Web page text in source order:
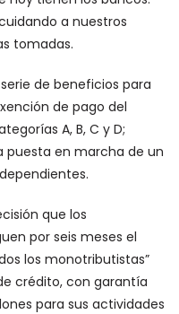
a nuestros
tomadas.
de beneficios para
de pago del
A, B, C y D;
puesta en marcha de un
que los
por seis meses el
los monotributistas”
crédito, con garantía
para sus actividades